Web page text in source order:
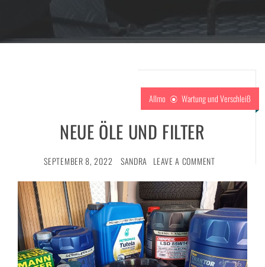
Allmo Wartung und Verschleiß
NEUE ÖLE UND FILTER
SEPTEMBER 8, 2022 SANDRA LEAVE A COMMENT